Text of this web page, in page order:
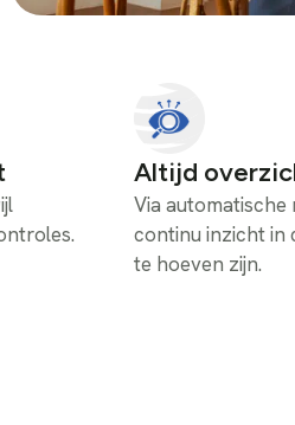
Altijd
Via
continu inzicht in
te hoeven zijn.